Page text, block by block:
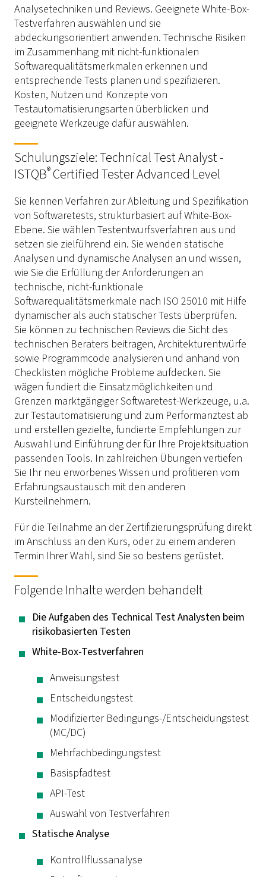
Analysetechniken und Reviews. Geeignete White-Box-
Testverfahren auswählen und sie
abdeckungsorientiert anwenden. Technische Risiken
im Zusammenhang mit nicht-funktionalen
Softwarequalitätsmerkmalen erkennen und
entsprechende Tests planen und spezifizieren.
Kosten, Nutzen und Konzepte von
Testautomatisierungsarten überblicken und
geeignete Werkzeuge dafür auswählen.
Schulungsziele: Technical Test Analyst -
ISTQB® Certified Tester Advanced Level
Sie kennen Verfahren zur Ableitung und Spezifikation
von Softwaretests, strukturbasiert auf White-Box-
Ebene. Sie wählen Testentwurfsverfahren aus und
setzen sie zielführend ein. Sie wenden statische
Analysen und dynamische Analysen an und wissen,
wie Sie die Erfüllung der Anforderungen an
technische, nicht-funktionale
Softwarequalitätsmerkmale nach ISO 25010 mit Hilfe
dynamischer als auch statischer Tests überprüfen.
Sie können zu technischen Reviews die Sicht des
technischen Beraters beitragen, Architekturentwürfe
sowie Programmcode analysieren und anhand von
Checklisten mögliche Probleme aufdecken. Sie
wägen fundiert die Einsatzmöglichkeiten und
Grenzen marktgängiger Softwaretest-Werkzeuge, u.a.
zur Testautomatisierung und zum Performanztest ab
und erstellen gezielte, fundierte Empfehlungen zur
Auswahl und Einführung der für Ihre Projektsituation
passenden Tools. In zahlreichen Übungen vertiefen
Sie Ihr neu erworbenes Wissen und profitieren vom
Erfahrungsaustausch mit den anderen
Kursteilnehmern.
Für die Teilnahme an der Zertifizierungsprüfung direkt
im Anschluss an den Kurs, oder zu einem anderen
Termin Ihrer Wahl, sind Sie so bestens gerüstet.
Folgende Inhalte werden behandelt
Die Aufgaben des Technical Test Analysten beim
risikobasierten Testen
White-Box-Testverfahren
Anweisungstest
Entscheidungstest
Modifizierter Bedingungs-/Entscheidungstest
(MC/DC)
Mehrfachbedingungstest
Basispfadtest
API-Test
Auswahl von Testverfahren
Statische Analyse
Kontrollflussanalyse